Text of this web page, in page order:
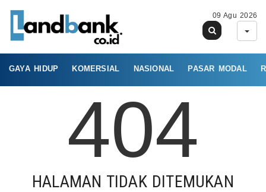
09 Agu 2026
GAYA HIDUP KOMERSIAL NASIONAL PASAR MODAL
404
HALAMAN TIDAK DITEMUKAN